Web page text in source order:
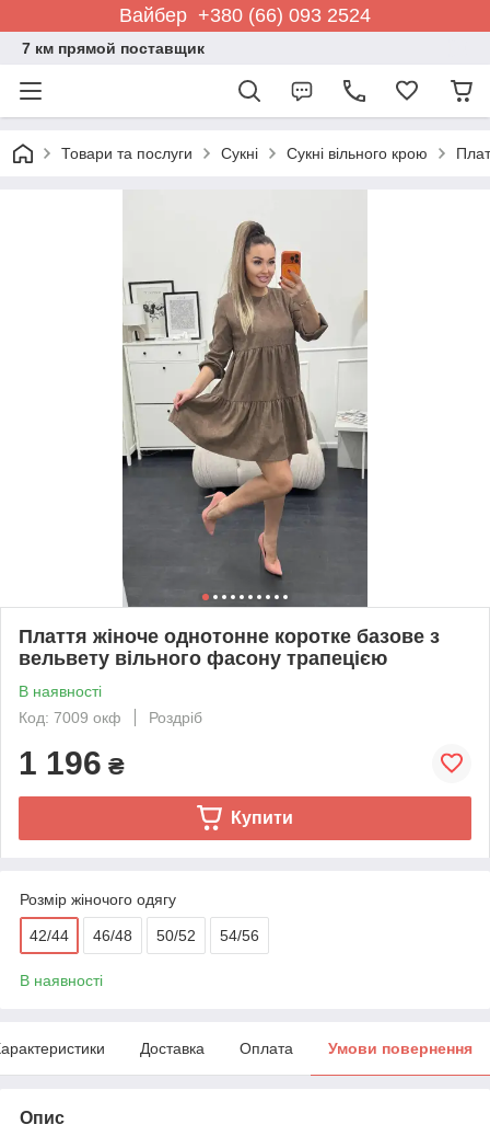
Вайбер +380 (66) 093 2524
7 км прямой поставщик
Товари та послуги Сукні Сукні вільного крою
Плаття жіноче однотонне коротке базове з
вельвету вільного фасону трапецією
В наявності
Код: 7009 окф
Роздріб
1 196 ₴
Купити
Розмір жіночого одягу
42/44 46/48 50/52 54/56
В наявності
Доставка Оплата Умови повернення
Опис